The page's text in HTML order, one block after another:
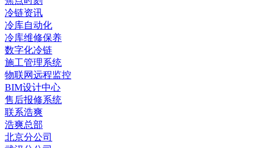
冷链资讯
冷库自动化
冷库维修保养
数字化冷链
施工管理系统
物联网远程监控
BIM设计中心
售后报修系统
联系浩爽
浩爽总部
北京分公司